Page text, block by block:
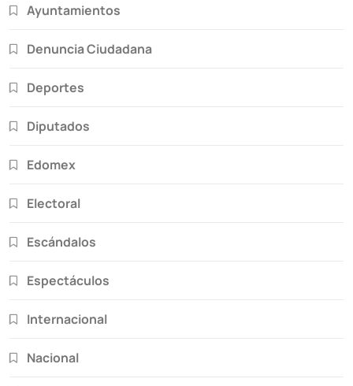
Ayuntamientos
Denuncia Ciudadana
Deportes
Diputados
Edomex
Electoral
Escándalos
Espectáculos
Internacional
Nacional